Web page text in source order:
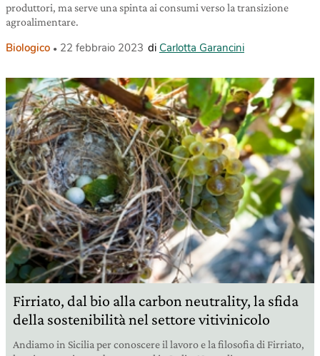
produttori, ma serve una spinta ai consumi verso la transizione
agroalimentare.
Biologico 22 febbraio 2023 di Carlotta Garancini
Firriato, dal bio alla carbon neutrality, la sfida
della sostenibilità nel settore vitivinicolo
Andiamo in Sicilia per conoscere il lavoro e la filosofia di Firriato,